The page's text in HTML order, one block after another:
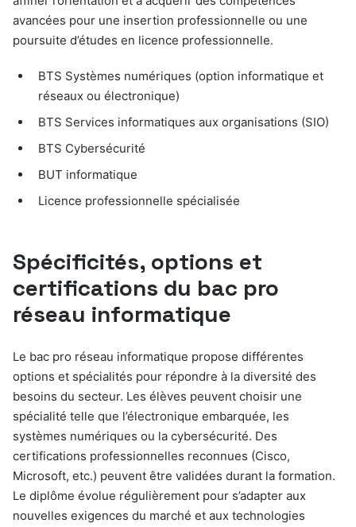
avancées pour une insertion professionnelle ou une
poursuite d’études en licence professionnelle.
BTS Systèmes numériques (option informatique et
réseaux ou électronique)
BTS Services informatiques aux organisations (SIO)
BTS Cybersécurité
BUT informatique
Licence professionnelle spécialisée
Spécificités, options et
certifications du bac pro
réseau informatique
Le bac pro réseau informatique propose différentes
options et spécialités pour répondre à la diversité des
besoins du secteur. Les élèves peuvent choisir une
spécialité telle que l’électronique embarquée, les
systèmes numériques ou la cybersécurité. Des
certifications professionnelles reconnues (Cisco,
Microsoft, etc.) peuvent être validées durant la formation.
Le diplôme évolue régulièrement pour s’adapter aux
nouvelles exigences du marché et aux technologies